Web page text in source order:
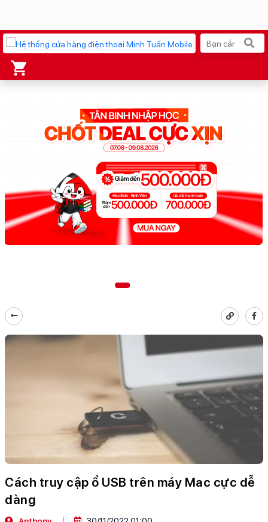
iPhone 17 Pro Max MacBook Neo giá tốt
AirTag 2 Mới Galaxy Z8 Series
OPPO Reno16
Apple Watch S11 Ốp lưng Pitaka
Osmo Pocket 4 Ốp lưng Apple
Loa Marshall Cốc sạc Apple
Cách truy cập ổ USB trên máy Mac cực dễ
dàng